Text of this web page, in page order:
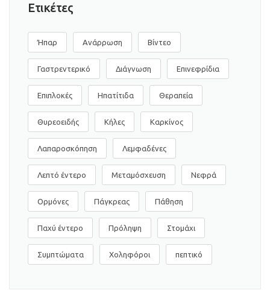
Ετικέτες
Ήπαρ Ανάρρωση Βίντεο
Γαστρεντερικό Διάγνωση Επινεφρίδια
Επιπλοκές Ηπατίτιδα Θεραπεία
Θυρεοειδής Κήλες Καρκίνος
Λαπαροσκόπηση Λεμφαδένες
Λεπτό έντερο Μεταμόσχευση Νεφρά
Ορμόνες Πάγκρεας Πάθηση
Παχύ έντερο Πρόληψη Στομάχι
Συμπτώματα Χοληφόροι πεπτικό